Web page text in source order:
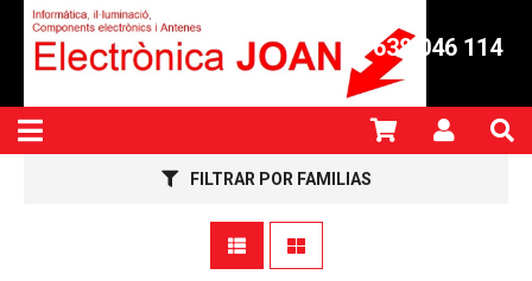
638 046 114
FILTRAR POR FAMILIAS